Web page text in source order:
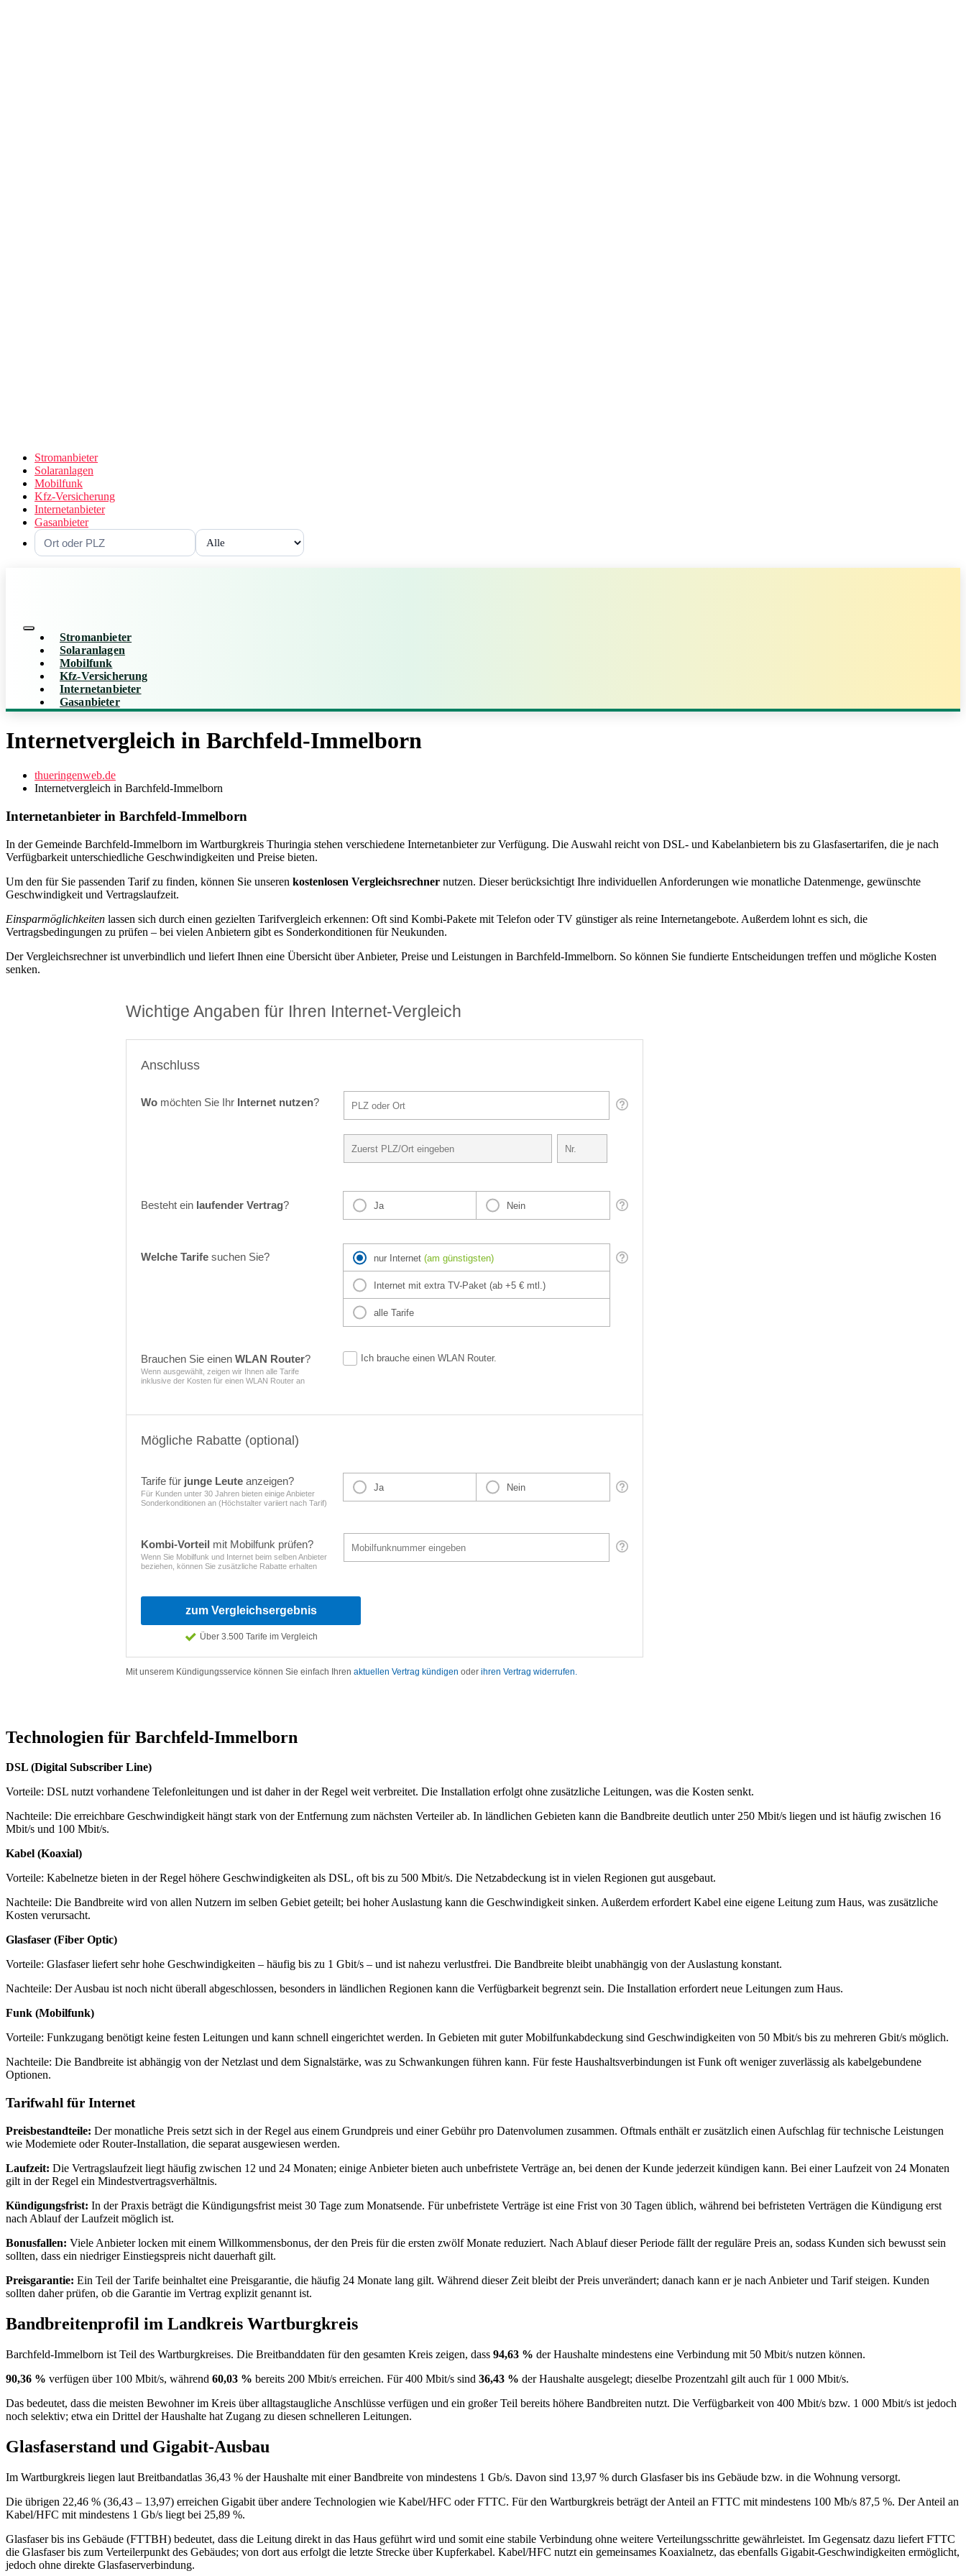
Stromanbieter
Solaranlagen
Mobilfunk
Kfz-Versicherung
Internetanbieter
Gasanbieter
Stromanbieter
Solaranlagen
Mobilfunk
Kfz-Versicherung
Internetanbieter
Gasanbieter
Internetvergleich in Barchfeld-Immelborn
thueringenweb.de
Internetvergleich in Barchfeld-Immelborn
Internetanbieter in Barchfeld‑Immelborn
In der Gemeinde Barchfeld‑Immelborn im Wartburgkreis Thuringia stehen verschiedene Internetanbieter zur Verfügung. Die Auswahl reicht von DSL- und Kabelanbietern bis zu Glasfasertarifen, die je nach
Verfügbarkeit unterschiedliche Geschwindigkeiten und Preise bieten.
Um den für Sie passenden Tarif zu finden, können Sie unseren kostenlosen Vergleichsrechner nutzen. Dieser berücksichtigt Ihre individuellen Anforderungen wie monatliche Datenmenge, gewünschte
Geschwindigkeit und Vertragslaufzeit.
Einsparmöglichkeiten lassen sich durch einen gezielten Tarifvergleich erkennen: Oft sind Kombi‑Pakete mit Telefon oder TV günstiger als reine Internetangebote. Außerdem lohnt es sich, die
Vertragsbedingungen zu prüfen – bei vielen Anbietern gibt es Sonderkonditionen für Neukunden.
Der Vergleichsrechner ist unverbindlich und liefert Ihnen eine Übersicht über Anbieter, Preise und Leistungen in Barchfeld‑Immelborn. So können Sie fundierte Entscheidungen treffen und mögliche Kosten
senken.
Technologien für Barchfeld‑Immelborn
DSL (Digital Subscriber Line)
Vorteile: DSL nutzt vorhandene Telefonleitungen und ist daher in der Regel weit verbreitet. Die Installation erfolgt ohne zusätzliche Leitungen, was die Kosten senkt.
Nachteile: Die erreichbare Geschwindigkeit hängt stark von der Entfernung zum nächsten Verteiler ab. In ländlichen Gebieten kann die Bandbreite deutlich unter 250 Mbit/s liegen und ist häufig zwischen 16
Mbit/s und 100 Mbit/s.
Kabel (Koaxial)
Vorteile: Kabelnetze bieten in der Regel höhere Geschwindigkeiten als DSL, oft bis zu 500 Mbit/s. Die Netzabdeckung ist in vielen Regionen gut ausgebaut.
Nachteile: Die Bandbreite wird von allen Nutzern im selben Gebiet geteilt; bei hoher Auslastung kann die Geschwindigkeit sinken. Außerdem erfordert Kabel eine eigene Leitung zum Haus, was zusätzliche
Kosten verursacht.
Glasfaser (Fiber Optic)
Vorteile: Glasfaser liefert sehr hohe Geschwindigkeiten – häufig bis zu 1 Gbit/s – und ist nahezu verlustfrei. Die Bandbreite bleibt unabhängig von der Auslastung konstant.
Nachteile: Der Ausbau ist noch nicht überall abgeschlossen, besonders in ländlichen Regionen kann die Verfügbarkeit begrenzt sein. Die Installation erfordert neue Leitungen zum Haus.
Funk (Mobilfunk)
Vorteile: Funkzugang benötigt keine festen Leitungen und kann schnell eingerichtet werden. In Gebieten mit guter Mobilfunkabdeckung sind Geschwindigkeiten von 50 Mbit/s bis zu mehreren Gbit/s möglich.
Nachteile: Die Bandbreite ist abhängig von der Netzlast und dem Signalstärke, was zu Schwankungen führen kann. Für feste Haushaltsverbindungen ist Funk oft weniger zuverlässig als kabelgebundene
Optionen.
Tarifwahl für Internet
Preisbestandteile: Der monatliche Preis setzt sich in der Regel aus einem Grundpreis und einer Gebühr pro Datenvolumen zusammen. Oftmals enthält er zusätzlich einen Aufschlag für technische Leistungen
wie Modemiete oder Router-Installation, die separat ausgewiesen werden.
Laufzeit: Die Vertragslaufzeit liegt häufig zwischen 12 und 24 Monaten; einige Anbieter bieten auch unbefristete Verträge an, bei denen der Kunde jederzeit kündigen kann. Bei einer Laufzeit von 24 Monaten
gilt in der Regel ein Mindestvertragsverhältnis.
Kündigungsfrist: In der Praxis beträgt die Kündigungsfrist meist 30 Tage zum Monatsende. Für unbefristete Verträge ist eine Frist von 30 Tagen üblich, während bei befristeten Verträgen die Kündigung erst
nach Ablauf der Laufzeit möglich ist.
Bonusfallen: Viele Anbieter locken mit einem Willkommensbonus, der den Preis für die ersten zwölf Monate reduziert. Nach Ablauf dieser Periode fällt der reguläre Preis an, sodass Kunden sich bewusst sein
sollten, dass ein niedriger Einstiegspreis nicht dauerhaft gilt.
Preisgarantie: Ein Teil der Tarife beinhaltet eine Preisgarantie, die häufig 24 Monate lang gilt. Während dieser Zeit bleibt der Preis unverändert; danach kann er je nach Anbieter und Tarif steigen. Kunden
sollten daher prüfen, ob die Garantie im Vertrag explizit genannt ist.
Bandbreitenprofil im Landkreis Wartburgkreis
Barchfeld‑Immelborn ist Teil des Wartburgkreises. Die Breitbanddaten für den gesamten Kreis zeigen, dass 94,63 % der Haushalte mindestens eine Verbindung mit 50 Mbit/s nutzen können.
90,36 % verfügen über 100 Mbit/s, während 60,03 % bereits 200 Mbit/s erreichen. Für 400 Mbit/s sind 36,43 % der Haushalte ausgelegt; dieselbe Prozentzahl gilt auch für 1 000 Mbit/s.
Das bedeutet, dass die meisten Bewohner im Kreis über alltagstaugliche Anschlüsse verfügen und ein großer Teil bereits höhere Bandbreiten nutzt. Die Verfügbarkeit von 400 Mbit/s bzw. 1 000 Mbit/s ist jedoch
noch selektiv; etwa ein Drittel der Haushalte hat Zugang zu diesen schnelleren Leitungen.
Glasfaserstand und Gigabit-Ausbau
Im Wartburgkreis liegen laut Breitbandatlas 36,43 % der Haushalte mit einer Bandbreite von mindestens 1 Gb/s. Davon sind 13,97 % durch Glasfaser bis ins Gebäude bzw. in die Wohnung versorgt.
Die übrigen 22,46 % (36,43 – 13,97) erreichen Gigabit über andere Technologien wie Kabel/HFC oder FTTC. Für den Wartburgkreis beträgt der Anteil an FTTC mit mindestens 100 Mb/s 87,5 %. Der Anteil an
Kabel/HFC mit mindestens 1 Gb/s liegt bei 25,89 %.
Glasfaser bis ins Gebäude (FTTBH) bedeutet, dass die Leitung direkt in das Haus geführt wird und somit eine stabile Verbindung ohne weitere Verteilungsschritte gewährleistet. Im Gegensatz dazu liefert FTTC
die Glasfaser bis zum Verteilerpunkt des Gebäudes; von dort aus erfolgt die letzte Strecke über Kupferkabel. Kabel/HFC nutzt ein gemeinsames Koaxialnetz, das ebenfalls Gigabit‑Geschwindigkeiten ermöglicht,
jedoch ohne direkte Glasfaserverbindung.